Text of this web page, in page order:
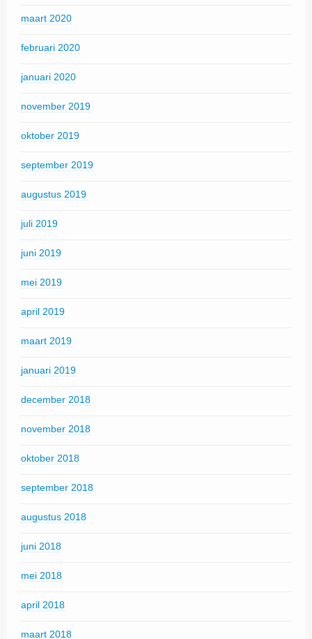
maart 2020
februari 2020
januari 2020
november 2019
oktober 2019
september 2019
augustus 2019
juli 2019
juni 2019
mei 2019
april 2019
maart 2019
januari 2019
december 2018
november 2018
oktober 2018
september 2018
augustus 2018
juni 2018
mei 2018
april 2018
maart 2018